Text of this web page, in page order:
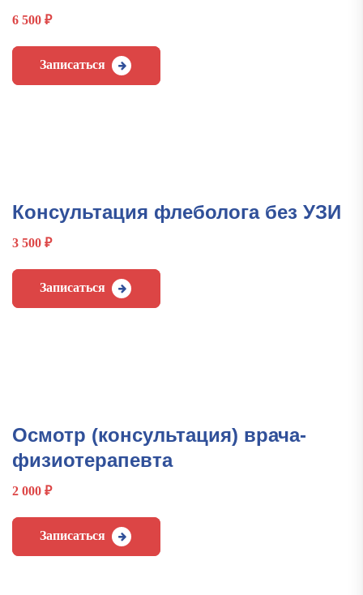
6 500 ₽
Записаться
Консультация флеболога без УЗИ
3 500 ₽
Записаться
Осмотр (консультация) врача-
физиотерапевта
2 000 ₽
Записаться